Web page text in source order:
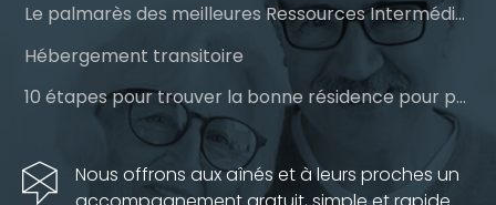
Le palmarès des meilleures Ressources Intermédiaires (RI)
Hébergement transitoire
10 étapes pour trouver la bonne résidence pour personnes âgées
Nous offrons aux aînés et à leurs proches un